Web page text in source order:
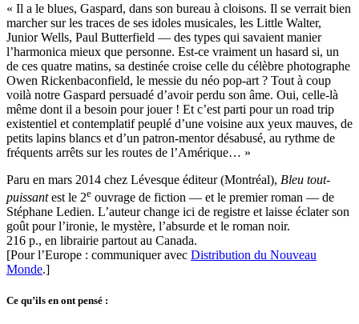
« Il a le blues, Gaspard, dans son bureau à cloisons. Il se verrait bien
marcher sur les traces de ses idoles musicales, les Little Walter,
Junior Wells, Paul Butterfield — des types qui savaient manier
l’harmonica mieux que personne. Est-ce vraiment un hasard si, un
de ces quatre matins, sa destinée croise celle du célèbre photographe
Owen Rickenbaconfield, le messie du néo pop-art ? Tout à coup
voilà notre Gaspard persuadé d’avoir perdu son âme. Oui, celle-là
même dont il a besoin pour jouer ! Et c’est parti pour un road trip
existentiel et contemplatif peuplé d’une voisine aux yeux mauves, de
petits lapins blancs et d’un patron-mentor désabusé, au rythme de
fréquents arrêts sur les routes de l’Amérique… »
Paru en mars 2014 chez Lévesque éditeur (Montréal), Bleu tout-
puissantest le 2e ouvrage de fiction — et le premier roman — de
Stéphane Ledien. L’auteur change ici de registre et laisse éclater son
goût pour l’ironie, le mystère, l’absurde et le roman noir.
216 p., en librairie partout au Canada.
[Pour l’Europe : communiquer avec Distribution du Nouveau
Monde.]
Ce qu’ils en ont pensé :